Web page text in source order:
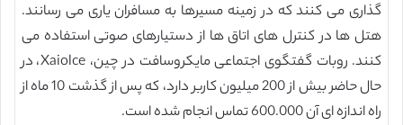
گذاری می کنند که در زمینه مسیرها به مسافران یاری می رسانند.
هتل ها در کنترل های اتاق ها از دستیارهای صوتی استفاده می
کنند. روبات گفتگوی اجتماعی مایکروسافت در چین، Xaiolce، در
حال حاضر بیش از 200 میلیون کاربر دارد، که پس از گذشت 10 ماه از
راه اندازه ای آن 600.000 تماس انجام شده است.